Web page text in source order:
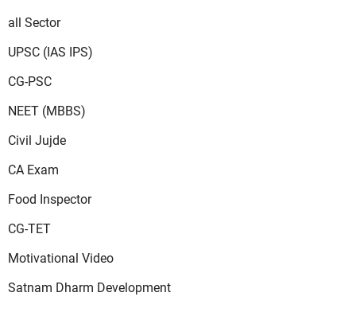
all Sector
UPSC (IAS IPS)
CG-PSC
NEET (MBBS)
Civil Jujde
CA Exam
Food Inspector
CG-TET
Motivational Video
Satnam Dharm Development